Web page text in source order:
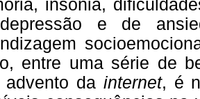
insônia,
e de
entre uma série de
advento da internet, é